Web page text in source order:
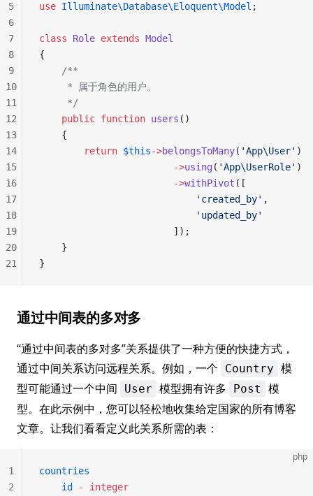
use Illuminate\Database\Eloquent\Model ;
class Role extends Model
{
    /**
     * 属于角色的用户。
     */
    public
function users ()
    {
        return
$this->belongsToMany( 'App\User' )
                        ->
using ( 'App\UserRole' )
                        ->
withPivot ([
                            'created_by'
,
                            'updated_by'
                        ]);
    }
}
5
6
7
8
9
10
11
12
13
14
15
16
17
18
19
20
21
通过中间表的多对多
“通过中间表的多对多”关系提供了一种方便的快捷方式，
通过中间关系访问远程关系。例如，一个
Country 模
型可能通过一个中间
User 模型拥有许多 Post
模
型。在此示例中，您可以轻松地收集给定国家的所有博客
文章。让我们看看定义此关系所需的表：
php
countries
    id
-
integer
1
2